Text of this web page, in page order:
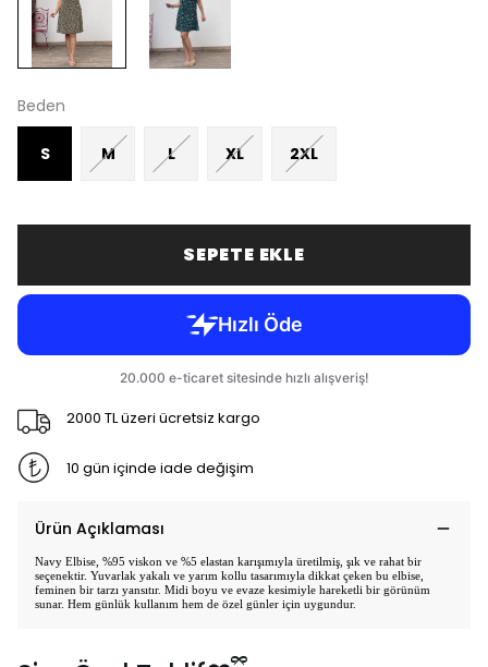
Beden
S M L XL 2XL
SEPETE EKLE
2000 TL üzeri ücretsiz kargo
10 gün içinde iade değişim
Ürün Açıklaması
Navy Elbise, %95 viskon ve %5 elastan karışımıyla üretilmiş, şık ve rahat bir
seçenektir. Yuvarlak yakalı ve yarım kollu tasarımıyla dikkat çeken bu elbise,
feminen bir tarzı yansıtır. Midi boyu ve evaze kesimiyle hareketli bir görünüm
sunar. Hem günlük kullanım hem de özel günler için uygundur.